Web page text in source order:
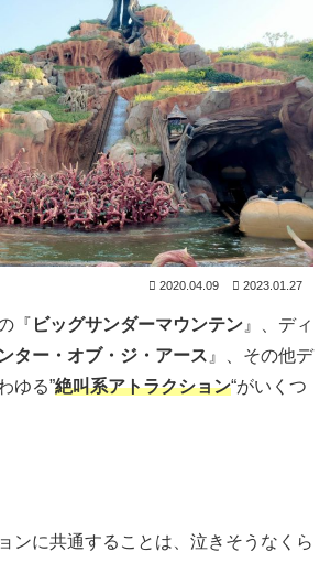
2020.04.09 2023.01.27
『 ビッグサンダーマウンテン 』、ディ
ター・オブ・ジ・アース 』、その他デ
ゆる”絶叫系アトラクション“がいくつ
ンに共通することは、泣きそうなくら